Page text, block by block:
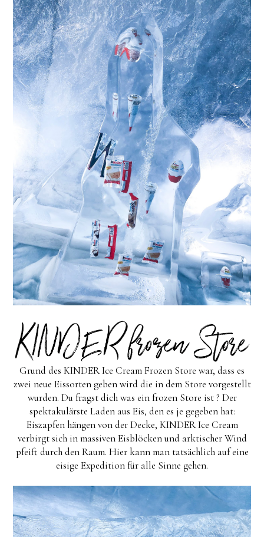
Grund des KINDER Ice Cream Frozen Store war, dass es
zwei neue Eissorten geben wird die in dem Store vorgestellt
wurden. Du fragst dich was ein frozen Store ist ? Der
spektakulärste Laden aus Eis, den es je gegeben hat:
Eiszapfen hängen von der Decke, KINDER Ice Cream
verbirgt sich in massiven Eisblöcken und arktischer Wind
pfeift durch den Raum. Hier kann man tatsächlich auf eine
eisige Expedition für alle Sinne gehen.